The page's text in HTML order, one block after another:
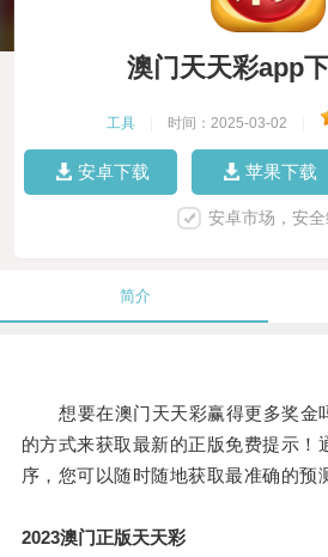
澳门天天彩app
工具 时间：2025-03-02
安卓下载 苹果下载
安卓市场，安
简介
想要在澳门天天彩赢得更多奖金
的方式来获取最新的正版免费提示！
序，您可以随时随地获取最准确的预
2023澳门正版天天彩